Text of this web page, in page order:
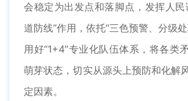
会稳定为出发点和落脚点，发挥人民
道防线”作用，依托“三色预警、分级处
用好“1+4”专业化队伍体系，将各类
萌芽状态，切实从源头上预防和化解
定因素。